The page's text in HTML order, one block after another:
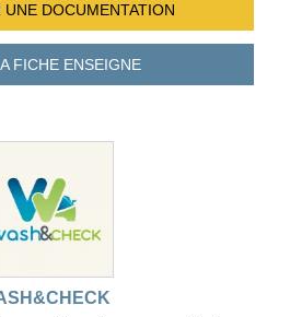
UNE DOCUMENTATION
FICHEENSEIGNE